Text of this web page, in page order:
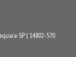
SP | 14802-570